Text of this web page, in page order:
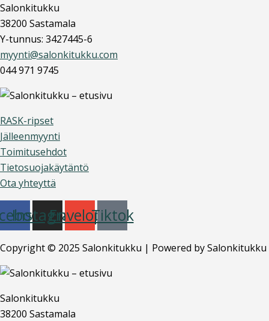
Salonkitukku
38200 Sastamala
Y-tunnus: 3427445-6
myynti@salonkitukku.com
044 971 9745
RASK-ripset
Jälleenmyynti
Toimitusehdot
Tietosuojakäytäntö
Ota yhteyttä
Instagram
EnvelopeTiktok
Copyright © 2025 Salonkitukku | Powered by Salonkitukku
Salonkitukku
38200 Sastamala